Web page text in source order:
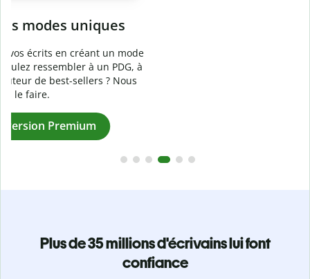
Prévenezle plagiat involontaire
Vérifiez que vos écrits sont 100 % les vôtres grâce au
logiciel anti-plagiat. Analysez votre document en quelques
secondes et identifiez les citations manquantes dans plus
Passez à la version Premium
Plus de 35 millions d'écrivains lui font
confiance